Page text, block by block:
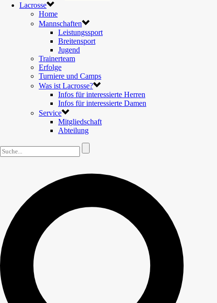
Lacrosse
Home
Mannschaften
Leistungssport
Breitensport
Jugend
Trainerteam
Erfolge
Turniere und Camps
Was ist Lacrosse?
Infos für interessierte Herren
Infos für interessierte Damen
Service
Mitgliedschaft
Abteilung